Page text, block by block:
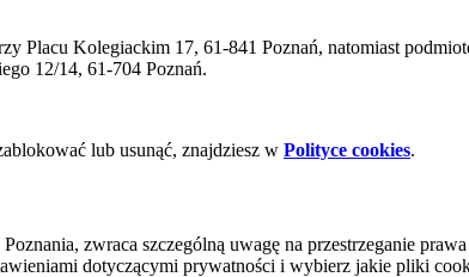
Placu Kolegiackim 17, 61-841 Poznań, natomiast
12/14, 61-704 Poznań.
lub usunąć, znajdziesz w Polityce cookies.
zwraca szczególną uwagę na przestrzeganie
dotyczącymi prywatności i wybierz jakie pliki